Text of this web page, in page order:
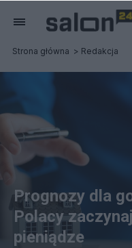
Strona główna Redakcja
Prognozy dla
Polacy
pieniądze